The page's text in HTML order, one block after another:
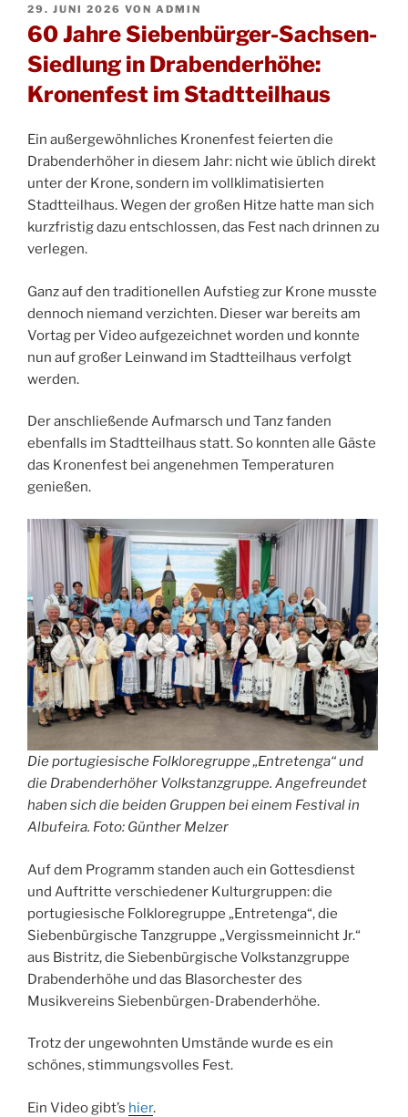
VERÖFFENTLICHT
AM
29. JUNI 2026 VON ADMIN
60 Jahre Siebenbürger-Sachsen-
Siedlung in Drabenderhöhe:
Kronenfest im Stadtteilhaus
Ein außergewöhnliches Kronenfest feierten die
Drabenderhöher in diesem Jahr: nicht wie üblich direkt
unter der Krone, sondern im vollklimatisierten
Stadtteilhaus. Wegen der großen Hitze hatte man sich
kurzfristig dazu entschlossen, das Fest nach drinnen zu
verlegen.
Ganz auf den traditionellen Aufstieg zur Krone musste
dennoch niemand verzichten. Dieser war bereits am
Vortag per Video aufgezeichnet worden und konnte
nun auf großer Leinwand im Stadtteilhaus verfolgt
werden.
Der anschließende Aufmarsch und Tanz fanden
ebenfalls im Stadtteilhaus statt. So konnten alle Gäste
das Kronenfest bei angenehmen Temperaturen
genießen.
Die portugiesische Folkloregruppe „Entretenga“ und
die Drabenderhöher Volkstanzgruppe. Angefreundet
haben sich die beiden Gruppen bei einem Festival in
Albufeira. Foto: Günther Melzer
Auf dem Programm standen auch ein Gottesdienst
und Auftritte verschiedener Kulturgruppen: die
portugiesische Folkloregruppe „Entretenga“, die
Siebenbürgische Tanzgruppe „Vergissmeinnicht Jr.“
aus Bistritz, die Siebenbürgische Volkstanzgruppe
Drabenderhöhe und das Blasorchester des
Musikvereins Siebenbürgen-Drabenderhöhe.
Trotz der ungewohnten Umstände wurde es ein
schönes, stimmungsvolles Fest.
Ein Video gibt’s hier.